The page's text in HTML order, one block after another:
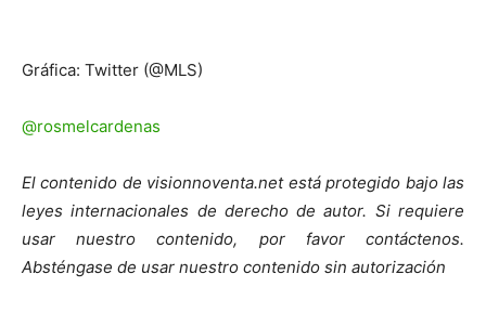
Gráfica: Twitter (@MLS)
@rosmelcardenas
El contenido de visionnoventa.net está protegido bajo las
leyes internacionales de derecho de autor. Si requiere
usar nuestro contenido, por favor contáctenos.
Absténgase de usar nuestro contenido sin autorización